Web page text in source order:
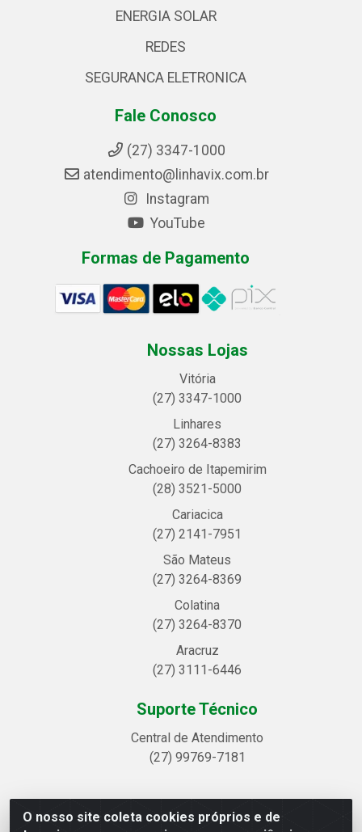
O nosso site coleta cookies próprios e de
ENERGIA SOLAR
REDES
SEGURANCA ELETRONICA
Fale Conosco
(27) 3347-1000
atendimento@linhavix.com.br
Instagram
YouTube
Formas de Pagamento
Nossas Lojas
Vitória
(27) 3347-1000
Linhares
(27) 3264-8383
Cachoeiro de Itapemirim
(28) 3521-5000
Cariacica
(27) 2141-7951
São Mateus
(27) 3264-8369
Colatina
(27) 3264-8370
Aracruz
(27) 3111-6446
Suporte Técnico
Central de Atendimento
(27) 99769-7181
Linhavix Distribuidora LTDA - Avenida Alegre, 2521 -